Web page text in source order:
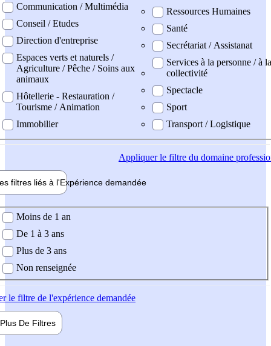
Communication / Multimédia
Conseil / Etudes
Direction d'entreprise
Espaces verts et naturels /
Agriculture / Pêche / Soins aux
animaux
Hôtellerie - Restauration /
Tourisme / Animation
Immobilier
Ressources Humaines
Santé
Secrétariat / Assistanat
Services à la personne / à la
collectivité
Spectacle
Sport
Transport / Logistique
Appliquerle filtre du domaine
filtres liés à l'Expérience demandée
demandée
Moins de 1 an
De 1 à 3 ans
Plus de 3 ans
Non renseignée
le filtre de l'expérience demandée
Plus De Filtres